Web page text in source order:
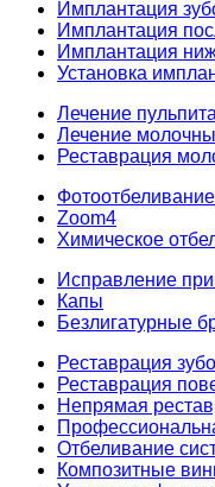
Имплантация
Имплантация
Имплантация
Установка
Лечение
Лечение
Реставрация
Фотоотбеливание
Zoom4
Химическое
Исправление
Капы
Безлигатурные
Реставрация
Реставрация
Непрямая
Отбеливание
Композитные